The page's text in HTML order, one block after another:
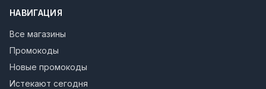
НАВИГАЦИЯ
Все магазины
Промокоды
Новые промокоды
Истекают сегодня